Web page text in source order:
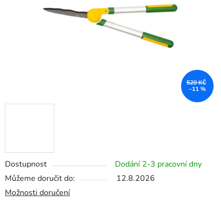
Dostupnost
Dodání 2-3 pracovní dny
Můžeme doručit do:
12.8.2026
Možnosti doručení
520 KČ
–11 %